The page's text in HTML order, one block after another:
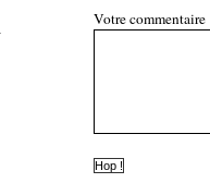
Votre commentaire